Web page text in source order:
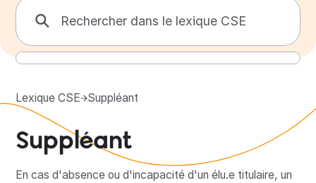
Lexique CSE Suppléant
Suppléant
En cas d'absence ou d'incapacité d'un élu.e titulaire, un